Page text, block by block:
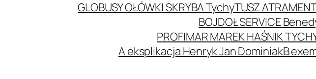
GLOBUSY OŁÓWKI SKRYBA TychyTUSZ
BOJDOŁ SERVICE
PROFIMAR MAREK HAŚNIK
A eksplikacja Henryk Jan DominiakB